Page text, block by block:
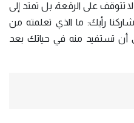
تتوقف على الرقعة، بل تمتد إلى
رأيك: ما الذي تعلمته من
أن تستفيد منه في حياتك بعد